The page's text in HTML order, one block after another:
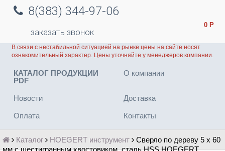
8(383) 344-97-06
заказать звонок
0 Р
В связи с нестабильной ситуацией на рынке цены на сайте носят
ознакомительный характер. Цены уточняйте у менеджеров компании.
КАТАЛОГ ПРОДУКЦИИ
PDF
О компании
Новости Доставка
Оплата Контакты
Каталог HOEGERT инструмент
Сверло по дереву 5 х 60
мм с шестигранным хвостовиком, сталь HSS HOEGERT